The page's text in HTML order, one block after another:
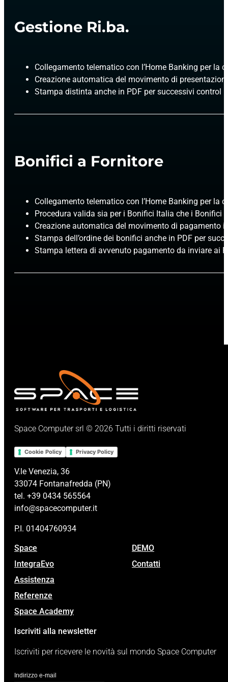
Gestione Ri.ba.
Collegamento telematico con l’Home Banking per la
Creazione automatica del movimento di
Stampa distinta anche in PDF per successivi control
Bonifici a Fornitore
Collegamento telematico con l’Home Banking per la
Procedura valida sia per i Bonifici Italia che i Bonifici
Creazione automatica del movimento di pagamento
Stampa dell’ordine dei bonifici anche in PDF per
Stampa lettera di avvenuto pagamento da inviare ai
Space Computer srl © 2026 Tutti i diritti riservati
Cookie Policy Privacy Policy
V.le Venezia, 36
33074 Fontanafredda (PN)
tel. +39 0434 565564
info@spacecomputer.it
P.I. 01404760934
Space
IntegraEvo
Assistenza
Referenze
Space Academy
DEMO
Contatti
Iscriviti alla newsletter
Iscriviti per ricevere le novità sul mondo Space Computer